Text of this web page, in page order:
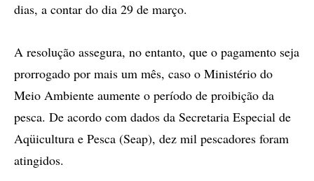
dias, a contar do dia 29 de março.
A resolução assegura, no entanto, que o pagamento seja
prorrogado por mais um mês, caso o Ministério do
Meio Ambiente aumente o período de proibição da
pesca. De acordo com dados da Secretaria Especial de
Aqüicultura e Pesca (Seap), dez mil pescadores foram
atingidos.